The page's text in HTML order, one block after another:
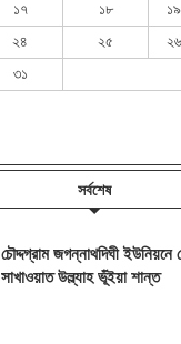
১৭ ১৮ ১৯
২৪ ২৫ ২৬
৩১
সর্বশেষ
চৌদ্দগ্রাম জগন্নাথদিঘী
সাখাওয়াত উল্ল্যাহ ভূঁইয়া শান্ত